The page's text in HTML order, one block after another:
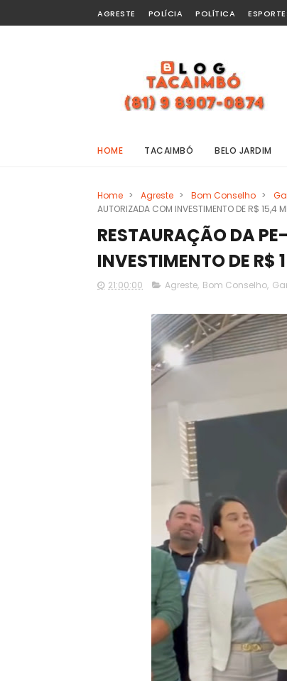
AGRESTE POLÍCIA POLÍTICA
HOME TACAIMBÓ BELO JARDIM
Home > Agreste > Bom Conselho >
AUTORIZADA COM INVESTIMENTO DE R$ 15,4
RESTAURAÇÃO DA
INVESTIMENTO DE R$
21:00:00 Agreste, Bom Conselho,